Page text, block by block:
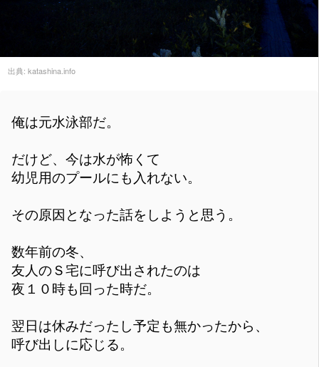
出典: katashina.info
俺は元水泳部だ。
だけど、今は水が怖くて
幼児用のプールにも入れない。
その原因となった話をしようと思う。
数年前の冬、
友人のＳ宅に呼び出されたのは
夜１０時も回った時だ。
翌日は休みだったし予定も無かったから、
呼び出しに応じる。